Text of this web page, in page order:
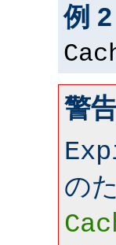
例 2
警
の